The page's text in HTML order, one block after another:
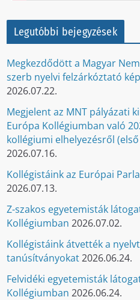
Legutóbbi bejegyzések
Megkezdődött a Magyar
szerb nyelvi felzárkóztató
2026.07.22.
Megjelent az MNT pályázati
Európa Kollégiumban való
kollégiumi elhelyezésről
2026.07.16.
Kollégistáink az Európai
2026.07.13.
Z-szakos egyetemisták
Kollégiumban 2026.07.02.
Kollégistáink átvették a
tanúsítványokat2026.06.24.
Felvidéki egyetemisták
Kollégiumban 2026.06.24.